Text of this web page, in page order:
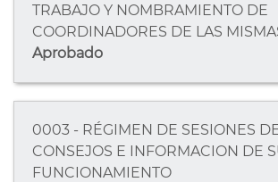
TRABAJO Y NOMBRAMIENTO DE
COORDINADORES DE LAS
Aprobado
0003 - RÉGIMEN DE SESIONES
CONSEJOS E INFORMACION DE
FUNCIONAMIENTO